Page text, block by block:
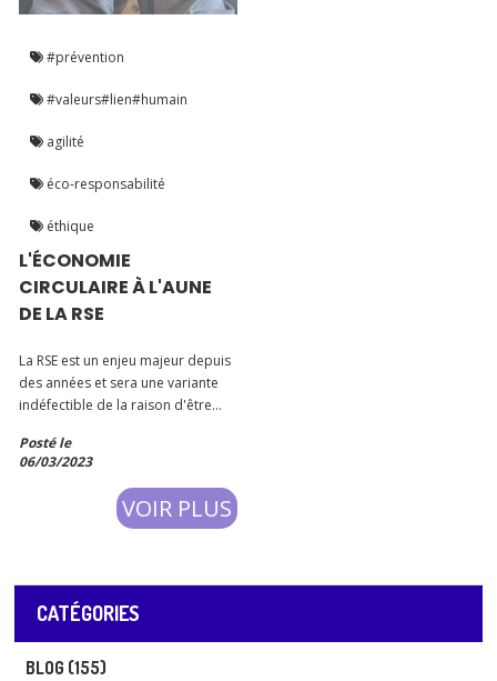
L'ÉCONOMIE
CIRCULAIRE À L'AUNE
DE LA RSE
La RSE est un enjeu majeur depuis
des années et sera une variante
indéfectible de la raison d'être
en 2023 en France. En 2024, la
Corporate Sustainability Reporting
Directive (CSRD) s'imposera aux
Posté le
06/03/2023
VOIR PLUS
#prévention
#valeurs#lien#humain
agilité
éco-responsabilité
éthique
CATÉGORIES
BLOG (155)